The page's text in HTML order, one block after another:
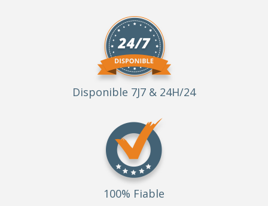
Disponible 7J7 & 24H/24
100% Fiable